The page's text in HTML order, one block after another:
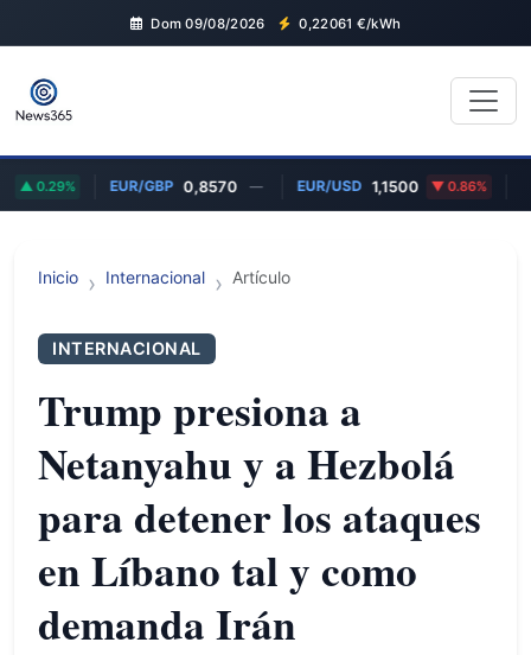
Dom 09/08/2026 0,22061 €/kWh
0.29% EUR/GBP 0,8570 — EUR/USD 1,1500 0.86%
Inicio Internacional Artículo
INTERNACIONAL
Trump presiona a
Netanyahu y a Hezbolá
para detener los ataques
en Líbano tal y como
demanda Irán